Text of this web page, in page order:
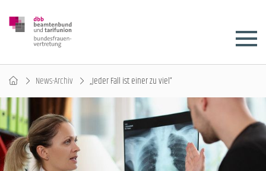
News-Archiv „Jeder Fall ist einer zu viel“